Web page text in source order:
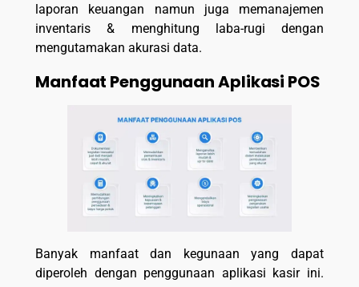
laporan keuangan namun juga memanajemen
inventaris & menghitung laba-rugi dengan
mengutamakan akurasi data.
Manfaat Penggunaan Aplikasi POS
Banyak manfaat dan kegunaan yang dapat
diperoleh dengan penggunaan aplikasi kasir ini.